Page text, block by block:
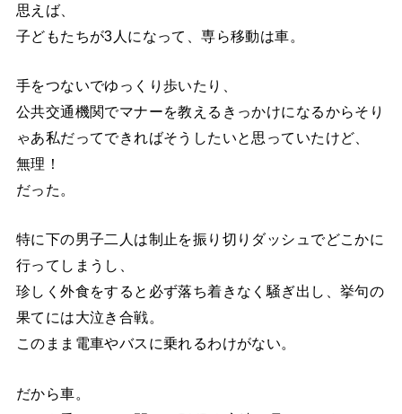
思えば、
子どもたちが3人になって、専ら移動は車。
手をつないでゆっくり歩いたり、
公共交通機関でマナーを教えるきっかけになるからそり
ゃあ私だってできればそうしたいと思っていたけど、
無理！
だった。
特に下の男子二人は制止を振り切りダッシュでどこかに
行ってしまうし、
珍しく外食をすると必ず落ち着きなく騒ぎ出し、挙句の
果てには大泣き合戦。
このまま電車やバスに乗れるわけがない。
だから車。